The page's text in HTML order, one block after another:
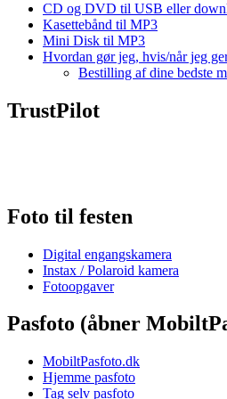
CD og DVD til USB eller
Kasettebånd til MP3
Mini Disk til MP3
Hvordan gør jeg, hvis/når jeg
Bestilling af dine bedste
TrustPilot
Foto til festen
Digital engangskamera
Instax / Polaroid kamera
Fotoopgaver
Pasfoto (åbner
MobiltPasfoto.dk
Hjemme pasfoto
Tag selv pasfoto